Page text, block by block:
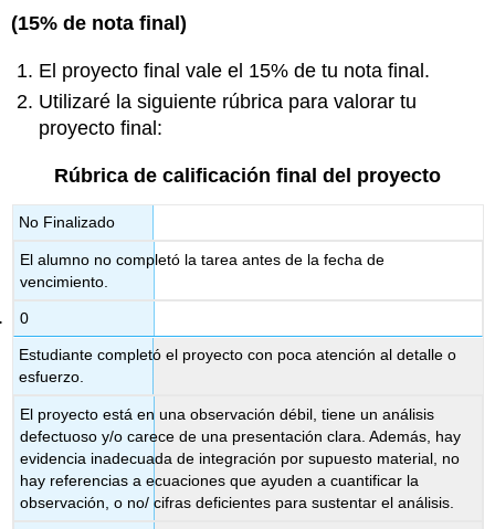
(15% de nota final)
El proyecto final vale el 15% de tu nota final.
Utilizaré la siguiente rúbrica para valorar tu
proyecto final:
Rúbrica de calificación final del proyecto
No Finalizado
El alumno no completó la tarea antes de la fecha de
vencimiento.
0
Estudiante completó el proyecto con poca atención al detalle o
esfuerzo.
El proyecto está en una observación débil, tiene un análisis
defectuoso y/o carece de una presentación clara. Además, hay
evidencia inadecuada de integración por supuesto material, no
hay referencias a ecuaciones que ayuden a cuantificar la
observación, o no/ cifras deficientes para sustentar el análisis.